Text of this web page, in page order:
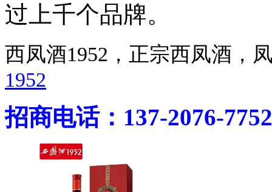
过上千个品牌。
西凤酒1952，正宗西凤酒
1952
招商电话：137-2076-7752